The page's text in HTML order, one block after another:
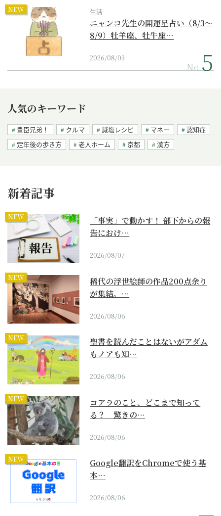
NEW 生活
ニャンコ先生の開運星占い（8/3～
8/9）牡羊座、牡牛座…
2026/08/03
No.
人気のキーワード
豊臣兄弟！ クルマ 減塩レシピ マネー
認知症
定年後の歩き方
老人ホーム 京都 漢方
新着記事
NEW
「事実」で動かす！ 部下からの報
告におけ…
2026/08/07
NEW
稀代の浮世絵師の作品200点余り
が集結。…
2026/08/06
NEW
聖書を読んだことはないがアダム
もノアも知…
2026/08/06
NEW
コアラのこと、どこまで知って
る？ 驚きの…
2026/08/06
NEW
Google翻訳をChromeで使う基
本…
2026/08/06